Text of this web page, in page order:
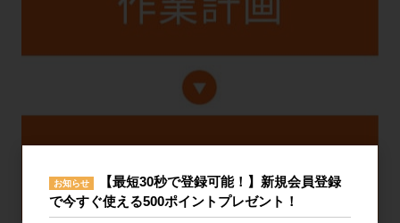
お知らせ
【最短30秒で登録可能！】新規会員登録
で今すぐ使える500ポイントプレゼント！